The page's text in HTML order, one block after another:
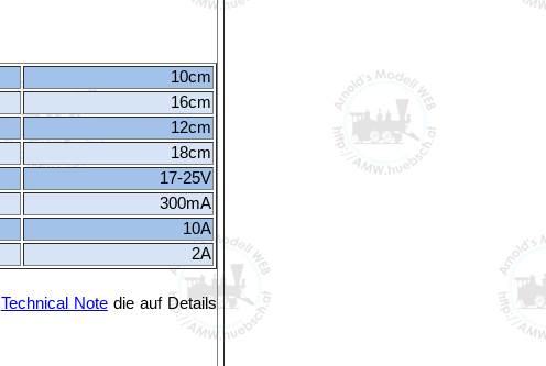
10cm
16cm
12cm
18cm
17-25V
300mA
10A
2A
Technical Notedie auf Details